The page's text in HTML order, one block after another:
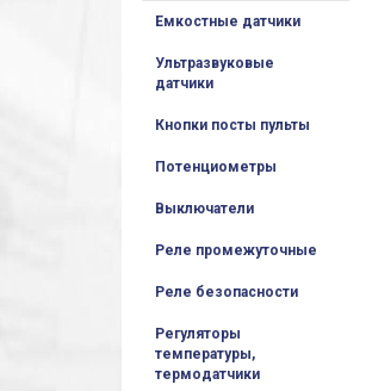
Емкостные датчики
Ультразвуковые
датчики
Кнопки посты пульты
Потенциометры
Выключатели
Реле промежуточные
Реле безопасности
Регуляторы
температуры,
термодатчики